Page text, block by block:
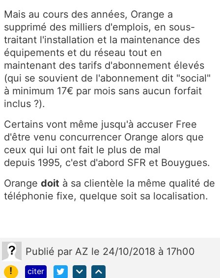
Mais au cours des années, Orange a
supprimé des milliers d'emplois, en sous-
traitant l'installation et la maintenance des
équipements et du réseau tout en
maintenant des tarifs d'abonnement élevés
(qui se souvient de l'abonnement dit "social"
à minimum 17€ par mois sans aucun forfait
inclus ?).
Certains vont même jusqu'à accuser Free
d'être venu concurrencer Orange alors que
ceux qui lui ont fait le plus de mal
depuis 1995, c'est d'abord SFR et Bouygues.
Orange doit à sa clientèle la même qualité de
téléphonie fixe, quelque soit sa localisation.
Publié par AZ le 24/10/2018 à 17h00
!
citer